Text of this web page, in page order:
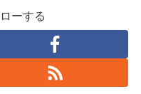
ーする